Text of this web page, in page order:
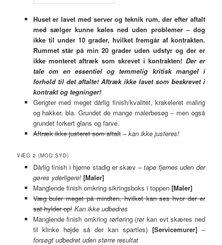
Huset er lavet med server og teknik rum, der efter aftalt
med sælger kunne køles ned uden problemer – dog
ikke til under 10 grader, hvilket fremgår af kontrakten.
Rummet står på min 20 grader uden udstyr og der er
ikke monteret aftræk som skrevet i kontrakten! Der er
tale om en essentiel og temmelig kritisk mangel i
forhold til det aftalte! Aftræk ikke lavet som beskrevet i
kontrakt og tegninger!
Gerigter med meget dårlig finish/kvalitet, krakeleret maling
og hakker, bla. Grundet de mange malerbesøg – men også
grundet forkert glans og farve.
Aftræk ikke justeret som aftalt – kan ikke justeres!
VÆG 2 (MOD SYD)
Dårlig finish i hjørne stadig er skæv –tape fjernes uden der
gøres yderligere! [Maler]
Manglende finish omkring sikringsboks i toppen [Maler]
Væg buler meget på mindten, hvilket kan ses hvor der er
sat hylder op! Kan ikke udbedres
Manglende finish omkring rørføring (rør kan evt skæres ned
til klinke højde så der kan spartles)[Servicemurer] –
forsøgt udbedret uden større resultat